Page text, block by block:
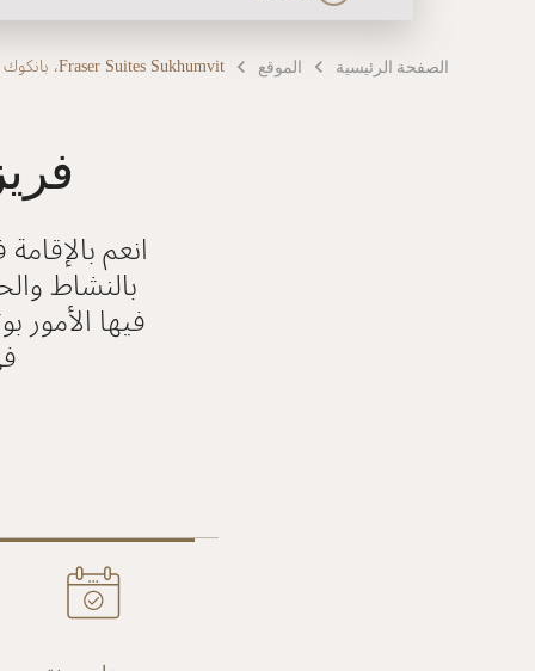
الصفحة الرئيسية الموقع Fraser Suites Sukhumvit، بانكوك
انعم
بالنشاط
فيها